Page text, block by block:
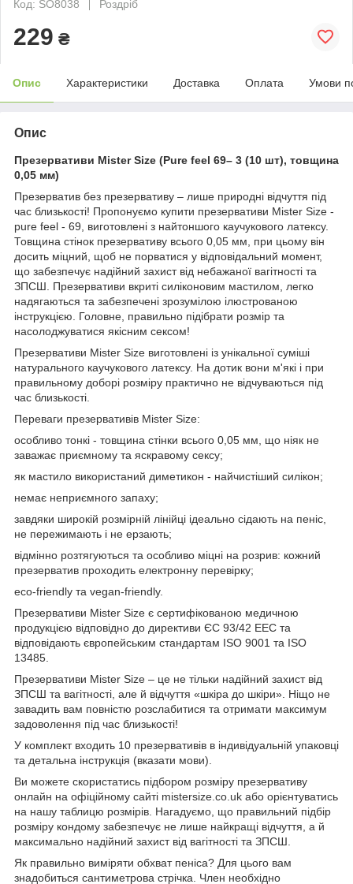
Код: SO8038
Роздріб
229 ₴
Опис Характеристики Доставка Оплата Умови
Опис
Презервативи Mister Size (Pure feel 69– 3 (10 шт), товщина
0,05 мм)
Презерватив без презервативу – лише природні відчуття під
час близькості! Пропонуємо купити презервативи Mister Size -
pure feel - 69, виготовлені з найтоншого каучукового латексу.
Товщина стінок презервативу всього 0,05 мм, при цьому він
досить міцний, щоб не порватися у відповідальний момент,
що забезпечує надійний захист від небажаної вагітності та
ЗПСШ. Презервативи вкриті силіконовим мастилом, легко
надягаються та забезпечені зрозумілою ілюстрованою
інструкцією. Головне, правильно підібрати розмір та
насолоджуватися якісним сексом!
Презервативи Mister Size виготовлені із унікальної суміші
натурального каучукового латексу. На дотик вони м'які і при
правильному доборі розміру практично не відчуваються під
час близькості.
Переваги презервативів Mister Size:
особливо тонкі - товщина стінки всього 0,05 мм, що ніяк не
заважає приємному та яскравому сексу;
як мастило використаний диметикон - найчистіший силікон;
немає неприємного запаху;
завдяки широкій розмірній лінійці ідеально сідають на пеніс,
не пережимають і не ерзають;
відмінно розтягуються та особливо міцні на розрив: кожний
презерватив проходить електронну перевірку;
eco-friendly та vegan-friendly.
Презервативи Mister Size є сертифікованою медичною
продукцією відповідно до директиви ЄС 93/42 EEC та
відповідають європейським стандартам ISO 9001 та ISO
13485.
Презервативи Mister Size – це не тільки надійний захист від
ЗПСШ та вагітності, але й відчуття «шкіра до шкіри». Ніщо не
завадить вам повністю розслабитися та отримати максимум
задоволення під час близькості!
У комплект входить 10 презервативів в індивідуальній упаковці
та детальна інструкція (вказати мови).
Ви можете скористатись підбором розміру презервативу
онлайн на офіційному сайті mistersize.co.uk або орієнтуватись
на нашу таблицю розмірів. Нагадуємо, що правильний підбір
розміру кондому забезпечує не лише найкращі відчуття, а й
максимально надійний захист від вагітності та ЗПСШ.
Як правильно виміряти обхват пеніса? Для цього вам
знадобиться сантиметрова стрічка. Член необхідно